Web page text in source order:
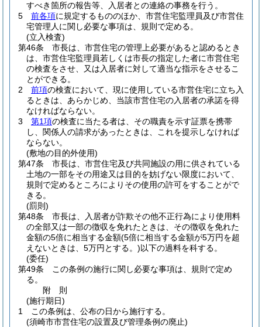
すべき箇所の報告等、入居者との連絡の事務を行う。
5
前各項に規定するもののほか、市営住宅監理員及び市営住
宅管理人に関し必要な事項は、規則で定める。
(立入検査)
第46条
市長は、市営住宅の管理上必要があると認めるとき
は、市営住宅監理員若しくは市長の指定した者に市営住宅
の検査をさせ、又は入居者に対して適当な指示をさせるこ
とができる。
2
前項の検査において、現に使用している市営住宅に立ち入
るときは、あらかじめ、当該市営住宅の入居者の承諾を得
なければならない。
3
第1項の検査に当たる者は、その職責を示す証票を携帯
し、関係人の請求があったときは、これを提示しなければ
ならない。
(敷地の目的外使用)
第47条
市長は、市営住宅及び共同施設の用に供されている
土地の一部をその用途又は目的を妨げない限度において、
規則で定めるところによりその使用の許可をすることがで
きる。
(罰則)
第48条
市長は、入居者が詐欺その他不正行為により使用料
の全部又は一部の徴収を免れたときは、その徴収を免れた
金額の5倍に相当する金額(5倍に相当する金額が5万円を超
えないときは、5万円とする。)以下の過料を科する。
(委任)
第49条
この条例の施行に関し必要な事項は、規則で定め
る。
附 則
(施行期日)
1
この条例は、公布の日から施行する。
(須崎市市営住宅の設置及び管理条例の廃止)